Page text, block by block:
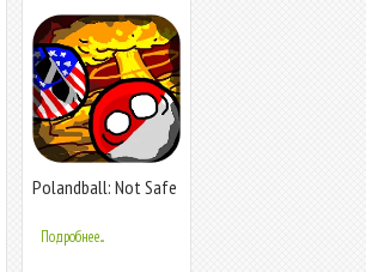
Polandball: Not Safe
Подробнее...